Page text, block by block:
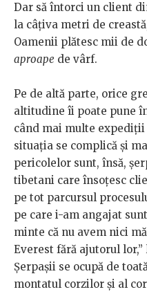
Dar să întorci un client
la câțiva metri de
Oamenii plătesc mii de
aproape de vârf.
Pe de altă parte, orice
altitudine îi poate pune
când mai multe expediții
situația se complică și
pericolelor sunt, însă,
tibetani care însoțesc
pe tot parcursul
pe care i-am angajat
minte că nu avem nici
Everest fără ajutorul
Șerpașii se ocupă de
montatul corzilor și al